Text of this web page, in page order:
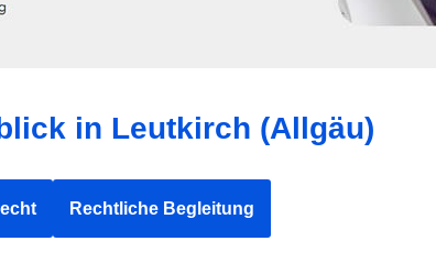
in Leutkirch (Allgäu)
Rechtliche Begleitung